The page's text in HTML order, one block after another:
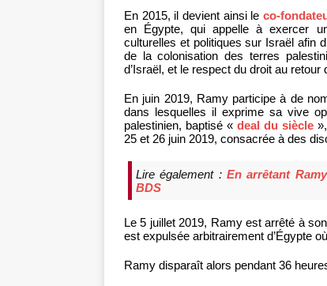
En 2015, il devient ainsi leco-
en Égypte, qui appelle à exercer
culturelles et politiques sur Israël afin
de la colonisation des terres
d’Israël, et le respect du droit au
En juin 2019, Ramy participe à de
dans lesquelles il exprime sa vive
palestinien, baptisé « deal du siècle»,
25 et 26 juin 2019, consacrée à des
Lire également :En arrêtant
BDS
Le 5 juillet 2019, Ramy est arrêté à
est expulsée arbitrairement d’Égypte
Ramy disparaît alors pendant 36